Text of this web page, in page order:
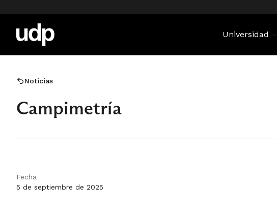
Universidad
Noticias
Campimetría
Fecha
5 de septiembre de 2025